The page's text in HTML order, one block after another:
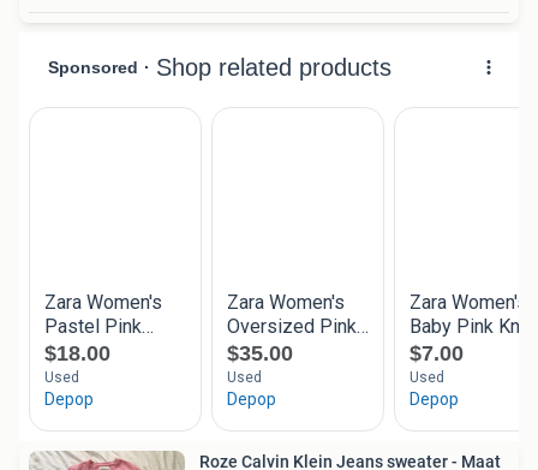
Roze Calvin Klein Jeans sweater - Maat